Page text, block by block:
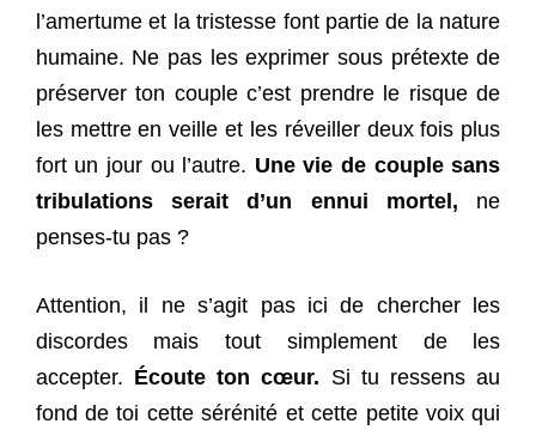
l’amertume et la tristesse font partie de la nature
humaine. Ne pas les exprimer sous prétexte de
préserver ton couple c’est prendre le risque de
les mettre en veille et les réveiller deux fois plus
fort un jour ou l’autre. Une vie de couple sans
tribulations serait d’un ennui mortel, ne
penses-tu pas ?
Attention, il ne s’agit pas ici de chercher les
discordes mais tout simplement de les
accepter. Écoute ton cœur. Si tu ressens au
fond de toi cette sérénité et cette petite voix qui